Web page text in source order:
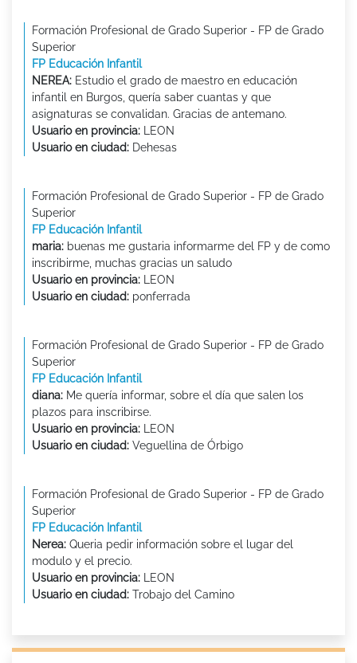
Formación Profesional de Grado Superior - FP de Grado
Superior
FP Educación Infantil
NEREA: Estudio el grado de maestro en educación
infantil en Burgos, quería saber cuantas y que
asignaturas se convalidan. Gracias de antemano.
Usuario en provincia: LEON
Usuario en ciudad: Dehesas
Formación Profesional de Grado Superior - FP de Grado
Superior
FP Educación Infantil
maria: buenas me gustaria informarme del FP y de como
inscribirme, muchas gracias un saludo
Usuario en provincia: LEON
Usuario en ciudad: ponferrada
Formación Profesional de Grado Superior - FP de Grado
Superior
FP Educación Infantil
diana: Me quería informar, sobre el día que salen los
plazos para inscribirse.
Usuario en provincia: LEON
Usuario en ciudad: Veguellina de Órbigo
Formación Profesional de Grado Superior - FP de Grado
Superior
FP Educación Infantil
Nerea: Queria pedir información sobre el lugar del
modulo y el precio.
Usuario en provincia: LEON
Usuario en ciudad: Trobajo del Camino